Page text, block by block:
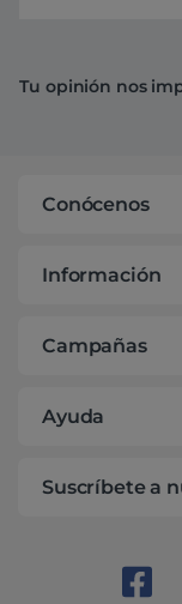
Tu opinión nos
Conócenos
Información
Campañas
Ayuda
Suscríbete a